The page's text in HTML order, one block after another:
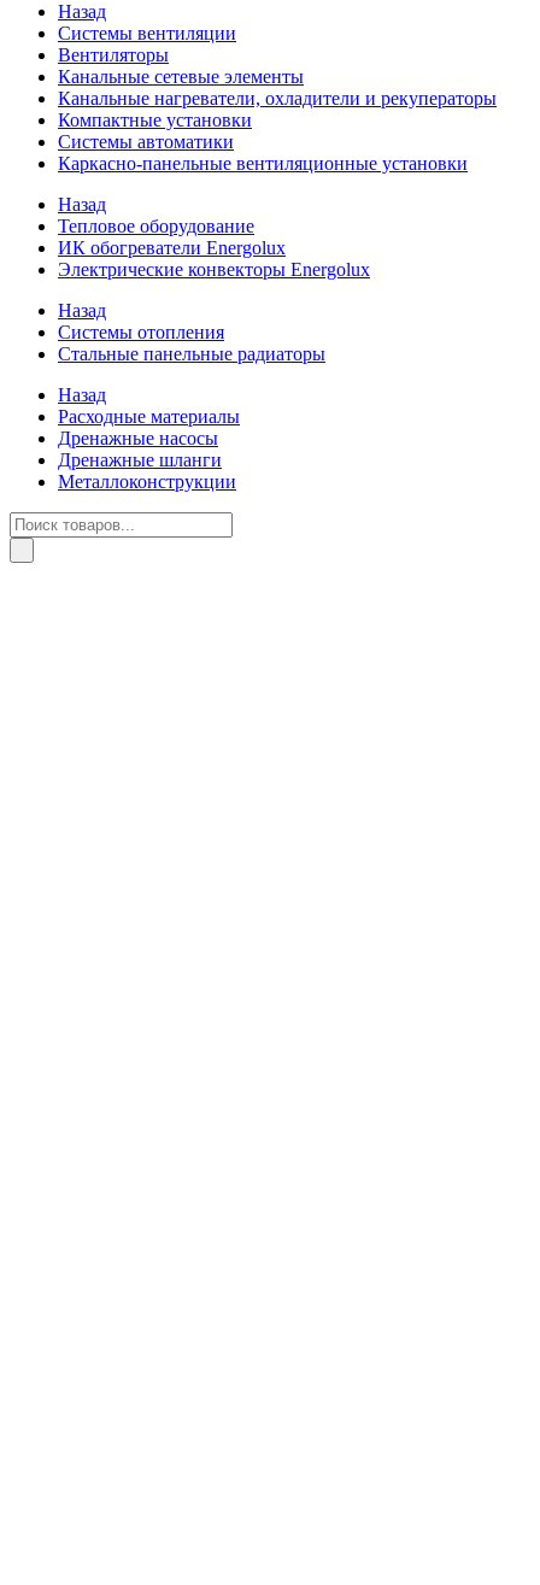
Назад
Системы вентиляции
Вентиляторы
Канальные сетевые элементы
Канальные нагреватели, охладители и рекуператоры
Компактные установки
Системы автоматики
Каркасно-панельные вентиляционные установки
Назад
Тепловое оборудование
ИК обогреватели Energolux
Электрические конвекторы Energolux
Назад
Системы отопления
Стальные панельные радиаторы
Назад
Расходные материалы
Дренажные насосы
Дренажные шланги
Металлоконструкции